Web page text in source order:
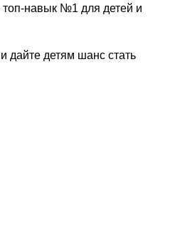
навык №1 для детей и
и дайте детям шанс стать